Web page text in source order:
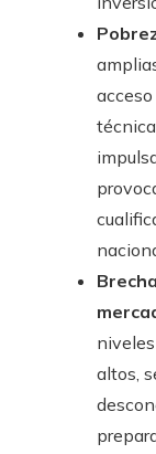
altos,